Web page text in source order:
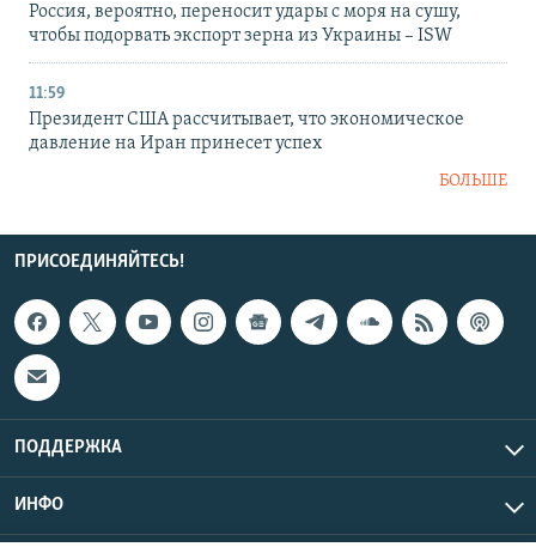
Россия, вероятно, переносит удары с моря на сушу,
чтобы подорвать экспорт зерна из Украины – ISW
11:59
Президент США рассчитывает, что экономическое
давление на Иран принесет успех
БОЛЬШЕ
ПРИСОЕДИНЯЙТЕСЬ!
ПОДДЕРЖКА
ИНФО